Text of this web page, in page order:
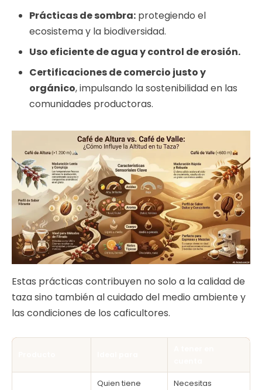
Prácticas de sombra: protegiendo el
ecosistema y la biodiversidad.
Uso eficiente de agua y control de erosión.
Certificaciones de comercio justo y
orgánico, impulsando la sostenibilidad en las
comunidades productoras.
Estas prácticas contribuyen no solo a la calidad de
taza sino también al cuidado del medio ambiente y
las condiciones de los caficultores.
Quien tiene Necesitas